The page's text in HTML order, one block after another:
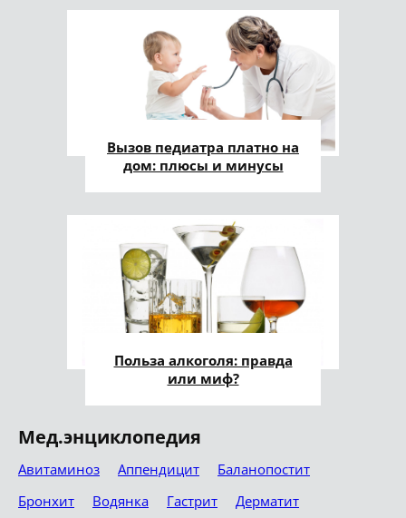
Вызов педиатра платно на
дом: плюсы и минусы
Польза алкоголя: правда
или миф?
Мед.энциклопедия
Авитаминоз Аппендицит
Баланопостит
Бронхит
Водянка Гастрит
Дерматит